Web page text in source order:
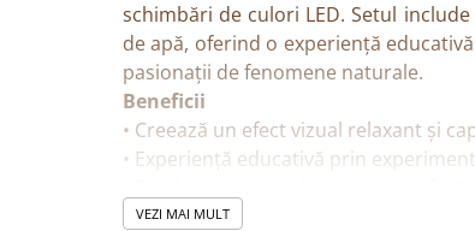
schimbări de culori LED. Setul
de apă, oferind o experiență
pasionații de fenomene naturale.
Beneficii
• Creează un efect vizual relaxant și
• Experiență educativă prin
• Iluminație LED cu schimbare de culori
VEZI MAI MULT